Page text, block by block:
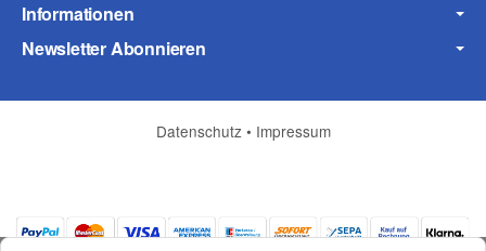
Frage zum Artikel
Ihre Frage
Informationen
Newsletter Abonnieren
Datenschutz • Impressum